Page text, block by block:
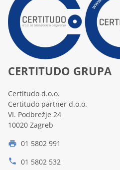
CERTITUDO GRUPA
Certitudo d.o.o.
Certitudo partner d.o.o.
VI. Podbrežje 24
10020 Zagreb
print 01 5802 991
phone 01 5802 532